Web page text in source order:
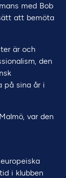
med Bob
att bemöta
är och
den
på sina år i
var den
i klubben